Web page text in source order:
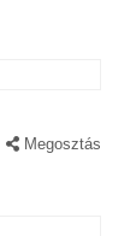
Megosztás